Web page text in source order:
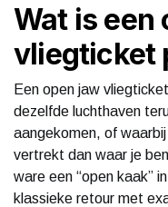
Wat is een
vliegticket
Een open jaw
dezelfde luchthaven
aangekomen, of
vertrekt dan waar je
ware een “open kaak”
klassieke retour met